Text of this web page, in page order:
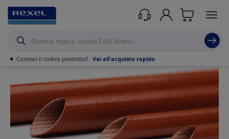
• Conosci il codice prodotto? Vai all'acquisto rapido
Prodotti /Canalizzazioni Tubo PVC,Metallo,Guaine e Accessori /Guaine
Flessibile Calza in metallo